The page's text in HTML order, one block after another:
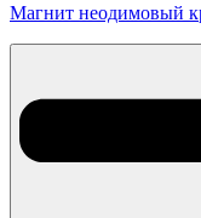
Магнит неодимовый